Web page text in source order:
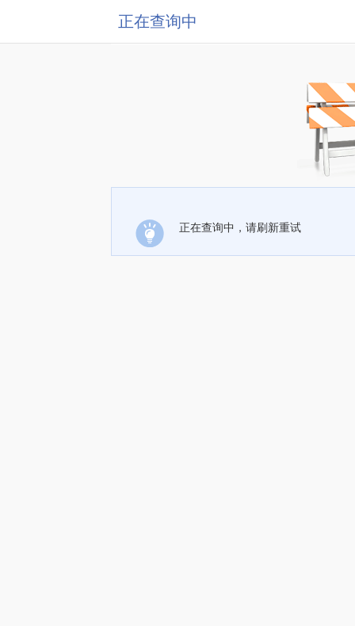
正在查询中
正在查询中，请刷新重试